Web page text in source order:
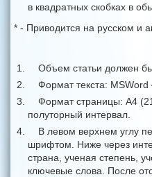
в квадратных скобках в
* - Приводится на русском и
Объем статьи должен
Формат текста:
Формат страницы: А4
полуторный интервал.
В левом верхнем углу
шрифтом. Ниже через
страна, ученая степень,
ключевые слова. После